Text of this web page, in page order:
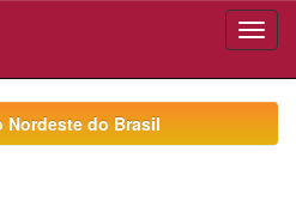
Nordeste do Brasil